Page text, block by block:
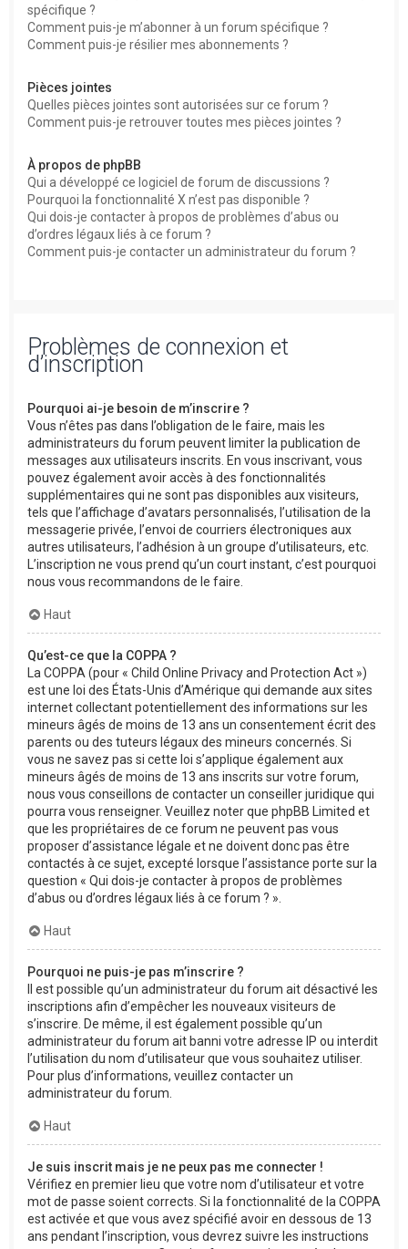
spécifique ?
Comment puis-je m’abonner à un forum spécifique ?
Comment puis-je résilier mes abonnements ?
Pièces jointes
Quelles pièces jointes sont autorisées sur ce forum ?
Comment puis-je retrouver toutes mes pièces jointes ?
À propos de phpBB
Qui a développé ce logiciel de forum de discussions ?
Pourquoi la fonctionnalité X n’est pas disponible ?
Qui dois-je contacter à propos de problèmes d’abus ou
d’ordres légaux liés à ce forum ?
Comment puis-je contacter un administrateur du forum ?
Problèmes de connexion et
d’inscription
Pourquoi ai-je besoin de m’inscrire ?
Vous n’êtes pas dans l’obligation de le faire, mais les
administrateurs du forum peuvent limiter la publication de
messages aux utilisateurs inscrits. En vous inscrivant, vous
pouvez également avoir accès à des fonctionnalités
supplémentaires qui ne sont pas disponibles aux visiteurs,
tels que l’affichage d’avatars personnalisés, l’utilisation de la
messagerie privée, l’envoi de courriers électroniques aux
autres utilisateurs, l’adhésion à un groupe d’utilisateurs, etc.
L’inscription ne vous prend qu’un court instant, c’est pourquoi
nous vous recommandons de le faire.
Haut
Qu’est-ce que la COPPA ?
La COPPA (pour « Child Online Privacy and Protection Act »)
est une loi des États-Unis d’Amérique qui demande aux sites
internet collectant potentiellement des informations sur les
mineurs âgés de moins de 13 ans un consentement écrit des
parents ou des tuteurs légaux des mineurs concernés. Si
vous ne savez pas si cette loi s’applique également aux
mineurs âgés de moins de 13 ans inscrits sur votre forum,
nous vous conseillons de contacter un conseiller juridique qui
pourra vous renseigner. Veuillez noter que phpBB Limited et
que les propriétaires de ce forum ne peuvent pas vous
proposer d’assistance légale et ne doivent donc pas être
contactés à ce sujet, excepté lorsque l’assistance porte sur la
question « Qui dois-je contacter à propos de problèmes
d’abus ou d’ordres légaux liés à ce forum ? ».
Haut
Pourquoi ne puis-je pas m’inscrire ?
Il est possible qu’un administrateur du forum ait désactivé les
inscriptions afin d’empêcher les nouveaux visiteurs de
s’inscrire. De même, il est également possible qu’un
administrateur du forum ait banni votre adresse IP ou interdit
l’utilisation du nom d’utilisateur que vous souhaitez utiliser.
Pour plus d’informations, veuillez contacter un
administrateur du forum.
Haut
Je suis inscrit mais je ne peux pas me connecter !
Vérifiez en premier lieu que votre nom d’utilisateur et votre
mot de passe soient corrects. Si la fonctionnalité de la COPPA
est activée et que vous avez spécifié avoir en dessous de 13
ans pendant l’inscription, vous devrez suivre les instructions